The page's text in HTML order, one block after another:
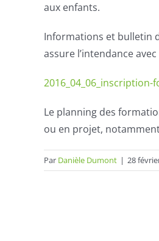
aux enfants.
Informations et bulletin
assure l’intendance
Le planning des
ou en projet,
Par Danièle Dumont | 28